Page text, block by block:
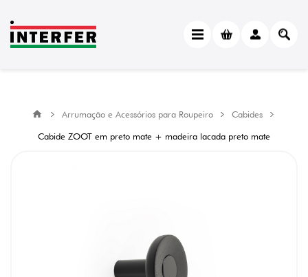
Arrumação e Acessórios para Roupeiro
Cabides
Cabide ZOOT em preto mate + madeira lacada preto mate